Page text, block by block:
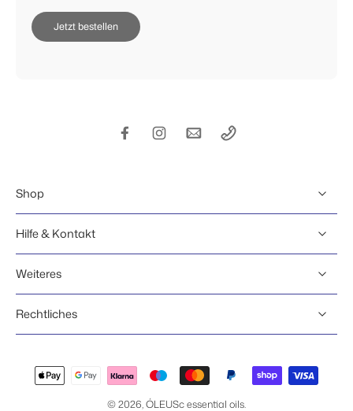
Jetzt bestellen
Shop
Hilfe & Kontakt
Weiteres
Rechtliches
© 2026,ÓLEUSc essential oils.